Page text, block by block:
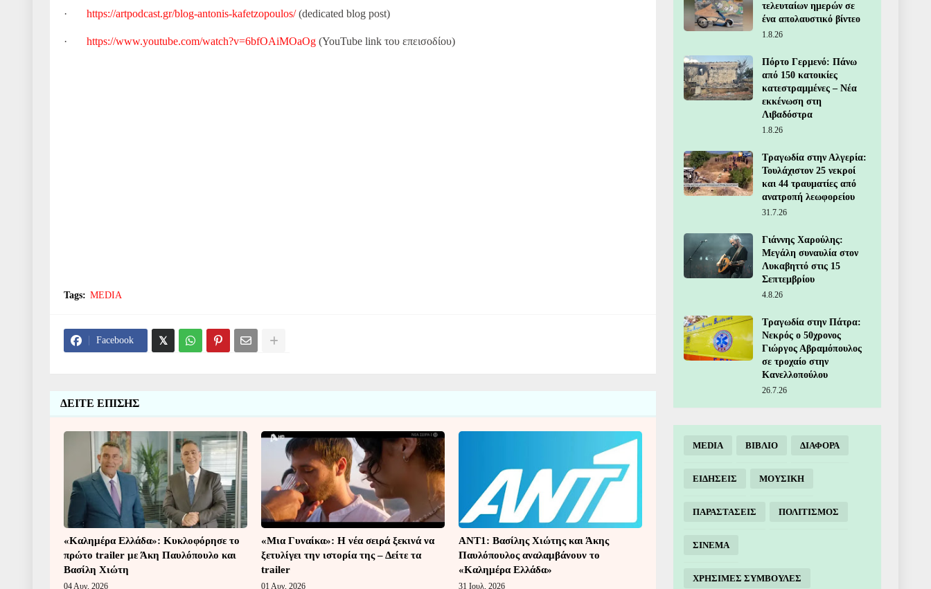
· https://artpodcast.gr/blog-antonis-kafetzopoulos/(dedicated blog post)
· https://www.youtube.com/watch?v=6bfOAiMOaOg (YouTube link του επεισοδίου)
Tags: MEDIA
Facebook
ΔΕΙΤΕ ΕΠΙΣΗΣ
«Καλημέρα Ελλάδα»: Κυκλοφόρησε το
πρώτο trailer με Άκη Παυλόπουλο και
Βασίλη Χιώτη
04 Αυγ, 2026
«Μια Γυναίκα»: Η νέα σειρά ξεκινά να
ξετυλίγει την ιστορία της – Δείτε τα
trailer
01 Αυγ, 2026
ΑΝΤ1: Βασίλης Χιώτης και Άκης
Παυλόπουλος αναλαμβάνουν το
«Καλημέρα Ελλάδα»
31 Ιουλ, 2026
τελευταίων ημερών σε
ένα απολαυστικό βίντεο
1.8.26
Πόρτο Γερμενό: Πάνω
από 150 κατοικίες
κατεστραμμένες – Νέα
εκκένωση στη
Λιβαδόστρα
1.8.26
Τραγωδία στην Αλγερία:
Τουλάχιστον 25 νεκροί
και 44 τραυματίες από
ανατροπή λεωφορείου
31.7.26
Γιάννης Χαρούλης:
Μεγάλη συναυλία στον
Λυκαβηττό στις 15
Σεπτεμβρίου
4.8.26
Τραγωδία στην Πάτρα:
Νεκρός ο 50χρονος
Γιώργος Αβραμόπουλος
σε τροχαίο στην
Κανελλοπούλου
26.7.26
MEDIA ΒΙΒΛΙΟ ΔΙΑΦΟΡΑ
ΕΙΔΗΣΕΙΣ ΜΟΥΣΙΚΗ
ΠΑΡΑΣΤΑΣΕΙΣ ΠΟΛΙΤΙΣΜΟΣ
ΣΙΝΕΜΑ
ΧΡΗΣΙΜΕΣ ΣΥΜΒΟΥΛΕΣ